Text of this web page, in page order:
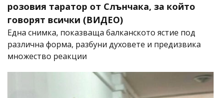
розовия таратор от Слънчака, за който
говорят всички (ВИДЕО)
Една снимка, показваща балканското ястие под
различна форма, разбуни духовете и предизвика
множество реакции